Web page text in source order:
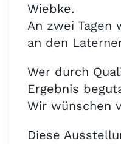
Wiebke.
An zwei Tagen
an den
Wer durch
Ergebnis
Wir wünschen
Diese